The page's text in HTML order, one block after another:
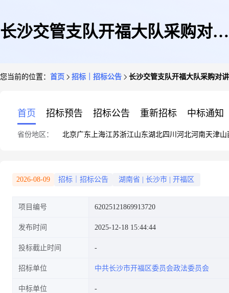
长沙交管支队开福大队采购对讲
您当前的位置： 首页 招标｜招标公告 长沙交管支队开福大队采购对
首页 招标预告 招标公告 重新招标 中标通知
省份地区： 北京广东 上海江苏浙江山东湖北四川 河北河南天津山
2026-08-09 招标｜招标公告 湖南省 长沙市 开福区
项目编号 62025121869913720
发布时间 2025-12-18 15:44:44
投标截止时间
招标单位 中共长沙市开福区委员会政法委员会
中标单位